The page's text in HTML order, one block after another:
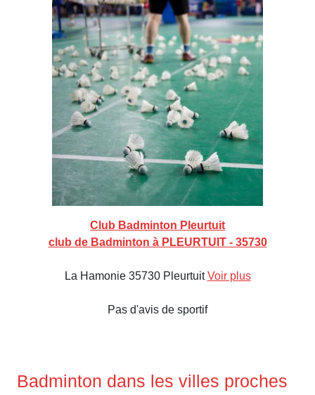
Club Badminton Pleurtuit
club de Badminton à PLEURTUIT - 35730
La Hamonie 35730 PleurtuitVoir plus
Pas d'avis de sportif
Badminton dans les villes proches